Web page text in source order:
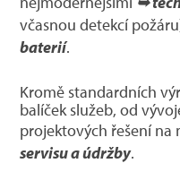
včasnou detekcí
baterií.
Kromě standardních
balíček služeb, od
projektových řešení na
servisu a údržby.